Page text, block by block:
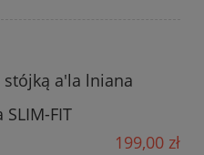
stójką a'la lniana
FIT
199,00 zł